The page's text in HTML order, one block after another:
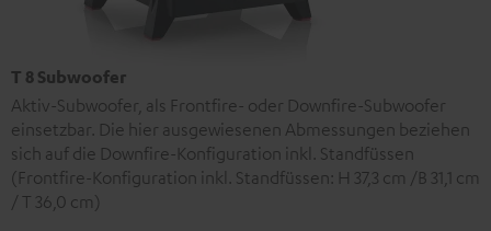
T 8 Subwoofer
Aktiv-Subwoofer, als Frontfire- oder Downfire-Subwoofer
einsetzbar. Die hier ausgewiesenen Abmessungen beziehen
sich auf die Downfire-Konfiguration inkl. Standfüssen
(Frontfire-Konfiguration inkl. Standfüssen: H 37,3 cm /B 31,1 cm
/ T 36,0 cm)